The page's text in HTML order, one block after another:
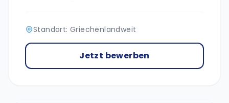
Standort: Griechenlandweit
Jetzt bewerben